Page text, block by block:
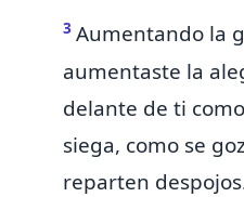
3 Aumentando la
aumentaste la
delante de ti
siega, como se
reparten